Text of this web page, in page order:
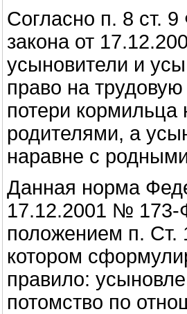
Согласно п. 8 ст.
закона от
усыновители и
право на
потери кормильца
родителями, а
наравне с
Данная норма
17.12.2001 № 173-
положением п.
котором
правило:
потомство по